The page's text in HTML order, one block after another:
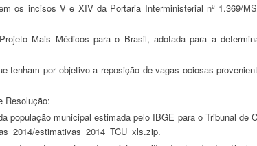
Resolução:
estimativas_2014_TCU_xls.zip.